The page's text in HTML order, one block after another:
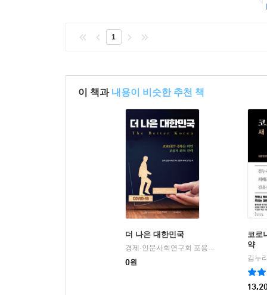
세금을 납부하고 사회보험의 기여금을 분담하
역시 헌법의 조항에 포함되어 있기 때문이다."
주어진 휴업급여와 재난지원금으로 답했다. 나
국민이 아니었기 때문이다.
2023년 6월 29일, 한국 법무부는 투자이민제도
금액인 80만 달러(약 10억 5,000만 원)에 비해서
없는 학력, 연령, 소득 등이 귀화의 조건으로 걸
의미로 받아들여야 할까? 한국 사회가 지향하는
1
이 책과 내용이 비슷한 추천 책
더 나은 대한민국
0원
코로
약